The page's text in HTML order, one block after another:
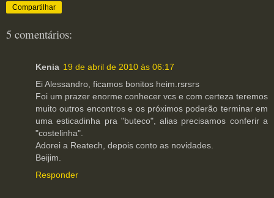
Compartilhar
5 comentários:
Kenia 19 de abril de 2010 às 06:17
Ei Alessandro, ficamos bonitos heim.rsrsrs
Foi um prazer enorme conhecer vcs e com certeza teremos
muito outros encontros e os próximos poderão terminar em
uma esticadinha pra "buteco", alias precisamos conferir a
"costelinha".
Adorei a Reatech, depois conto as novidades.
Beijim.
Responder